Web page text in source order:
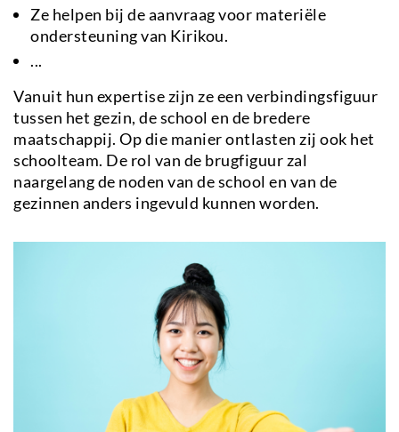
Ze helpen bij de aanvraag voor materiële
ondersteuning van Kirikou.
...
Vanuit hun expertise zijn ze een verbindingsfiguur
tussen het gezin, de school en de bredere
maatschappij. Op die manier ontlasten zij ook het
schoolteam. De rol van de brugfiguur zal
naargelang de noden van de school en van de
gezinnen anders ingevuld kunnen worden.